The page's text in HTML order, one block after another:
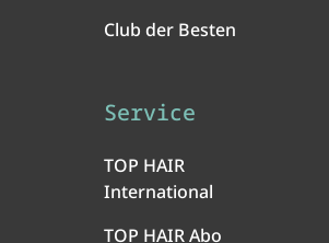
Club der Besten
Service
TOP HAIR
International
TOP HAIR Abo